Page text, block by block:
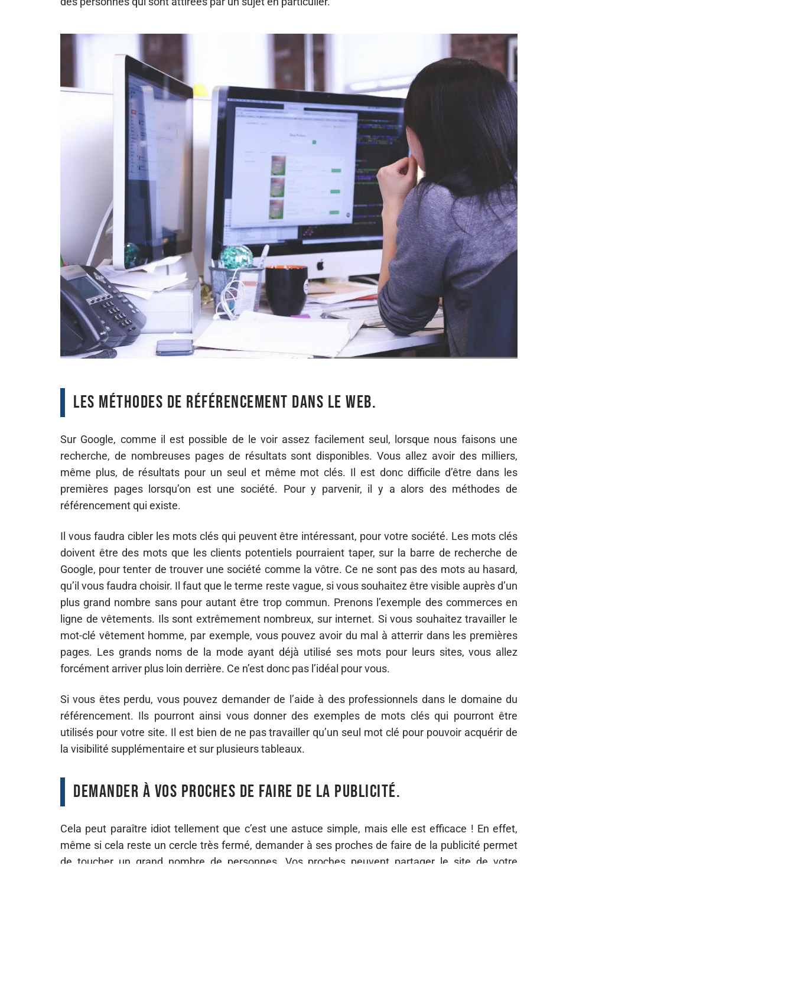
Les méthodes de référencement dans le web.
Sur Google, comme il est possible de le voir assez facilement seul, lorsque nous faisons une
recherche, de nombreuses pages de résultats sont disponibles. Vous allez avoir des milliers,
même plus, de résultats pour un seul et même mot clés. Il est donc difficile d’être dans les
premières pages lorsqu’on est une société. Pour y parvenir, il y a alors des méthodes de
référencement qui existe.
Il vous faudra cibler les mots clés qui peuvent être intéressant, pour votre société. Les mots clés
doivent être des mots que les clients potentiels pourraient taper, sur la barre de recherche de
Google, pour tenter de trouver une société comme la vôtre. Ce ne sont pas des mots au hasard,
qu’il vous faudra choisir. Il faut que le terme reste vague, si vous souhaitez être visible auprès d’un
plus grand nombre sans pour autant être trop commun. Prenons l’exemple des commerces en
ligne de vêtements. Ils sont extrêmement nombreux, sur internet. Si vous souhaitez travailler le
mot-clé vêtement homme, par exemple, vous pouvez avoir du mal à atterrir dans les premières
pages. Les grands noms de la mode ayant déjà utilisé ses mots pour leurs sites, vous allez
forcément arriver plus loin derrière. Ce n’est donc pas l’idéal pour vous.
Si vous êtes perdu, vous pouvez demander de l’aide à des professionnels dans le domaine du
référencement. Ils pourront ainsi vous donner des exemples de mots clés qui pourront être
utilisés pour votre site. Il est bien de ne pas travailler qu’un seul mot clé pour pouvoir acquérir de
la visibilité supplémentaire et sur plusieurs tableaux.
Demander à vos proches de faire de la publicité.
Cela peut paraître idiot tellement que c’est une astuce simple, mais elle est efficace ! En effet,
même si cela reste un cercle très fermé, demander à ses proches de faire de la publicité permet
de toucher un grand nombre de personnes. Vos proches peuvent partager le site de votre